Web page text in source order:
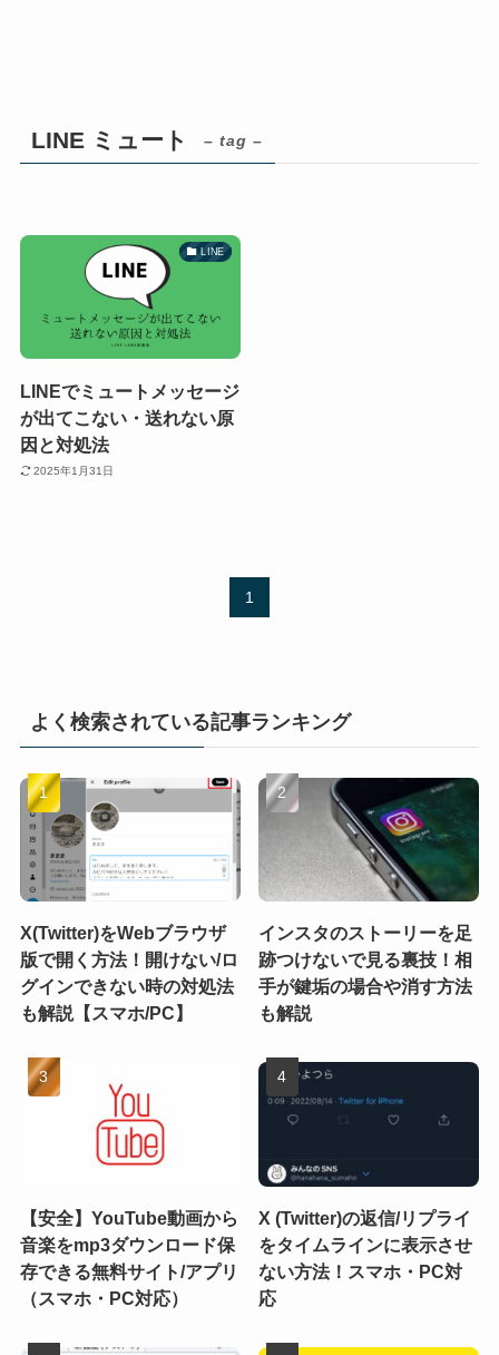
LINE ミュート – tag –
LINE
LINEでミュートメッセージ
が出てこない・送れない原
因と対処法
2025年1月31日
1
よく検索されている記事ランキング
X(Twitter)をWebブラウザ
版で開く方法！開けない/ロ
グインできない時の対処法
も解説【スマホ/PC】
インスタのストーリーを足
跡つけないで見る裏技！相
手が鍵垢の場合や消す方法
も解説
【安全】YouTube動画から
音楽をmp3ダウンロード保
存できる無料サイト/アプリ
（スマホ・PC対応）
X (Twitter)の返信/リプライ
をタイムラインに表示させ
ない方法！スマホ・PC対
応